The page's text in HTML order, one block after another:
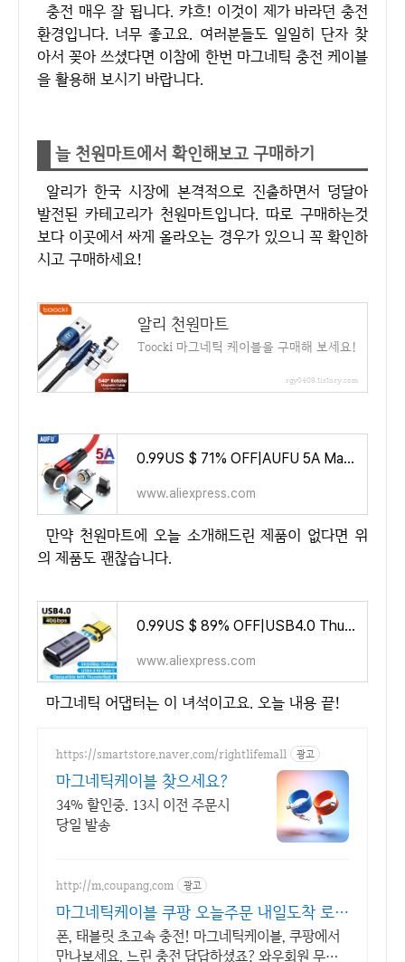
충전 매우 잘 됩니다. 캬흐! 이것이 제가 바라던 충전
환경입니다. 너무 좋고요. 여러분들도 일일히 단자 찾
아서 꽂아 쓰셨다면 이참에 한번 마그네틱 충전 케이블
을 활용해 보시기 바랍니다.
늘 천원마트에서 확인해보고 구매하기
알리가 한국 시장에 본격적으로 진출하면서 덩달아
발전된 카테고리가 천원마트입니다. 따로 구매하는것
보다 이곳에서 싸게 올라오는 경우가 있으니 꼭 확인하
시고 구매하세요!
알리 천원마트
Toocki 마그네틱 케이블을 구매해 보세요!
rgy0409.tistory.com
0.99US $ 71% OFF|AUFU 5A Magnetic Type C Cable For Samsung S21 Huawei P30 Magnet Fast Charging Charger Wire for iPhone Xiaomi Mi
www.aliexpress.com
만약 천원마트에 오늘 소개해드린 제품이 없다면 위
의 제품도 괜찮습니다.
0.99US $ 89% OFF|USB4.0 Thunderbolt3 Magnetic Adapter USB C To Type C 40Gbps 100W Fast Charging Magnet Converter Cable 8K@60Hz U
www.aliexpress.com
마그네틱 어댑터는 이 녀석이고요. 오늘 내용 끝!
https://smartstore.naver.com/rightlifemall 광고
마그네틱케이블 찾으세요?
34% 할인중. 13시 이전 주문시
당일 발송
http://m.coupang.com 광고
마그네틱케이블 쿠팡 오늘주문 내일도착 로켓
배송
폰, 태블릿 초고속 충전! 마그네틱케이블, 쿠팡에서
만나보세요. 느린 충전 답답하셨죠? 와우회원 무제